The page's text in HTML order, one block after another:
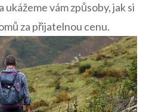
vám způsoby, jak si
za přijatelnou⁣ cenu.